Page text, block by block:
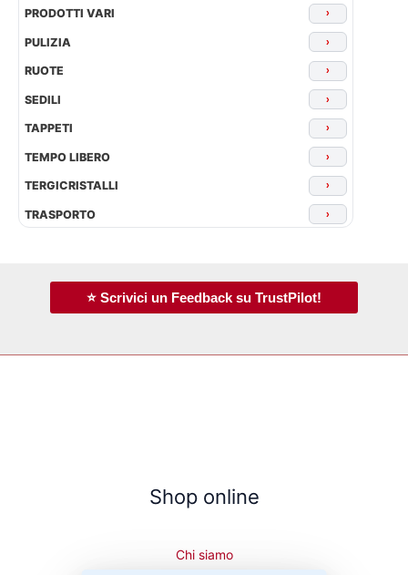
PRODOTTI VARI ›
PULIZIA ›
RUOTE ›
SEDILI ›
TAPPETI ›
TEMPO LIBERO ›
TERGICRISTALLI ›
TRASPORTO ›
⭐ Scrivici un Feedback su TrustPilot!
Shop online
Chi siamo